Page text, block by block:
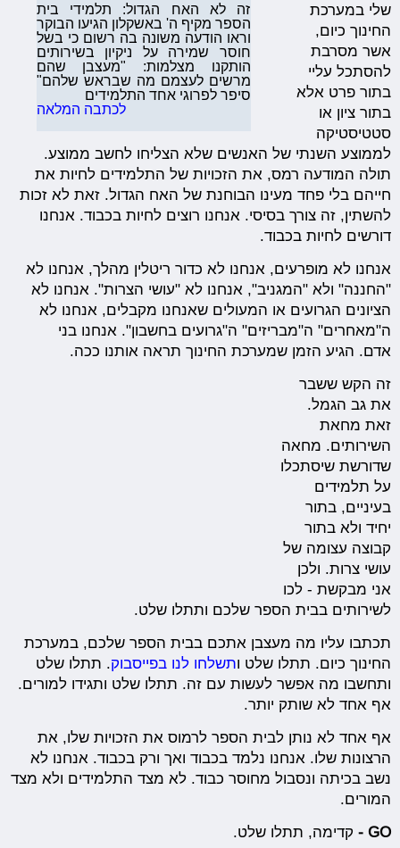
זה לא האח הגדול: תלמידי בית
הספר מקיף ה' באשקלון הגיעו הבוקר
וראו הודעה משונה בה רשום כי בשל
חוסר שמירה על ניקיון בשירותים
הותקנו מצלמות: "מעצבן שהם
מרשים לעצמם מה שבראש שלהם"
סיפר לפרוגי אחד התלמידים
לכתבה המלאה
שלי במערכת
החינוך כיום,
אשר מסרבת
להסתכל עליי
בתור פרט אלא
בתור ציון או
סטטיסטיקה
לממוצע השנתי של האנשים שלא הצליחו לחשב ממוצע.
תולה המודעה רמס, את הזכויות של התלמידים לחיות את
חייהם בלי פחד מעינו הבוחנת של האח הגדול. זאת לא זכות
להשתין, זה צורך בסיסי. אנחנו רוצים לחיות בכבוד. אנחנו
דורשים לחיות בכבוד.
אנחנו לא מופרעים, אנחנו לא כדור ריטלין מהלך, אנחנו לא
"החננה" ולא "המגניב", אנחנו לא "עושי הצרות". אנחנו לא
הציונים הגרועים או המעולים שאנחנו מקבלים, אנחנו לא
ה"מאחרים" ה"מבריזים" ה"גרועים בחשבון". אנחנו בני
אדם. הגיע הזמן שמערכת החינוך תראה אותנו ככה.
זה הקש ששבר
את גב הגמל.
זאת מחאת
השירותים. מחאה
שדורשת שיסתכלו
על תלמידים
בעיניים, בתור
יחיד ולא בתור
קבוצה עצומה של
עושי צרות. ולכן
אני מבקשת - לכו
לשירותים בבית הספר שלכם ותתלו שלט.
תכתבו עליו מה מעצבן אתכם בבית הספר שלכם, במערכת
החינוך כיום. תתלו שלט ותשלחו לנו בפייסבוק. תתלו שלט
ותחשבו מה אפשר לעשות עם זה. תתלו שלט ותגידו למורים.
אף אחד לא שותק יותר.
אף אחד לא נותן לבית הספר לרמוס את הזכויות שלו, את
הרצונות שלו. אנחנו נלמד בכבוד ואך ורק בכבוד. אנחנו לא
נשב בכיתה ונסבול מחוסר כבוד. לא מצד התלמידים ולא מצד
המורים.
GO -
קדימה, תתלו שלט.